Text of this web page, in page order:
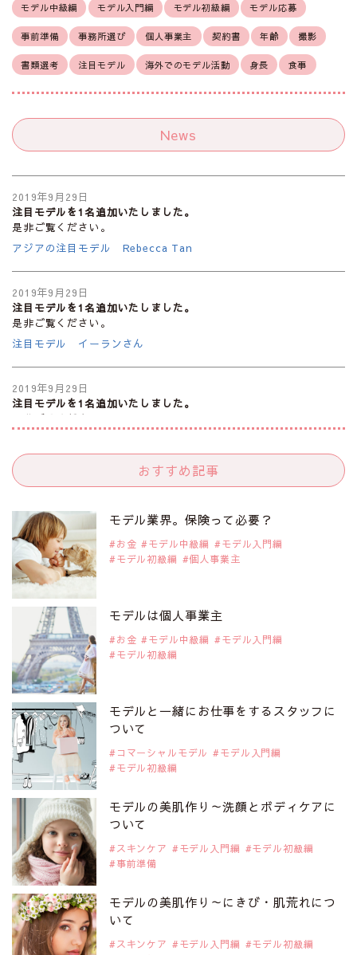
モデル中級編 モデル入門編 モデル初級編 モデル応募
事前準備 事務所選び 個人事業主 契約書 年齢 撮影
書類選考 注目モデル 海外でのモデル活動 身長 食事
News
2019年9月29日
注目モデルを1名追加いたしました。
是非ご覧ください。
アジアの注目モデル Rebecca Tan
2019年9月29日
注目モデルを1名追加いたしました。
是非ご覧ください。
注目モデル イーランさん
2019年9月29日
注目モデルを1名追加いたしました。
是非ご覧ください。
2019年9月29日
是非ご覧ください。
注目モデル カーラ・デルヴィーニュ
2019年9月29日
是非ご覧ください。
注目モデル 松川 来海さん
2019年9月29日
注目モデルを1名追加いたしました。
是非ご覧ください。
注目モデル 中条あやみさん
2019年9月29日
注目モデルを1名追加いたしました。
是非ご覧ください。
注目モデル 水原佑果さん
2019年9月29日
注目モデルを1名追加いたしました。
是非ご覧ください。
注目モデル CHIHARUさん
おすすめ記事
モデル業界。保険って必要？
お金 モデル中級編
モデル入門編
モデル初級編
個人事業主
モデルは個人事業主
お金 モデル中級編
モデル入門編
モデル初級編
モデルと一緒にお仕事をするスタッフに
ついて
コマーシャルモデル
モデル入門編
モデル初級編
モデルの美肌作り～洗顔とボディケアに
ついて
スキンケア モデル入門編
モデル初級編
事前準備
モデルの美肌作り～にきび・肌荒れにつ
いて
スキンケア モデル入門編
モデル初級編